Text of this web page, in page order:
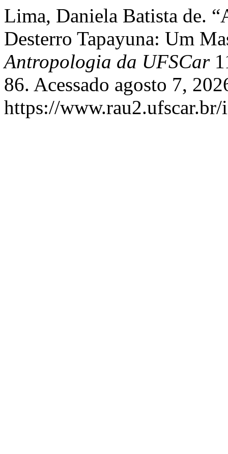
Lima, Daniela Batista de.
Desterro Tapayuna: Um
Antropologia da UFSCar
86. Acessado agosto 7,
https://